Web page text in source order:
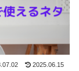
2025.06.15